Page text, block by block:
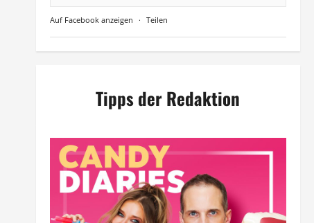
Auf Facebook anzeigen · Teilen
Tipps der Redaktion